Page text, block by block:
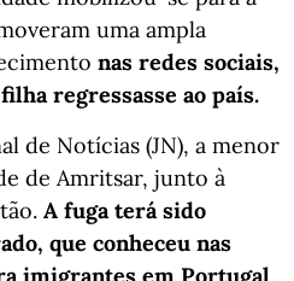
uma ampla
nas redes sociais,
regressasse ao país.
de Notícias (JN), a menor
de Amritsar, junto à
A fuga terá sido
que conheceu nas
imigrantes em Portugal.